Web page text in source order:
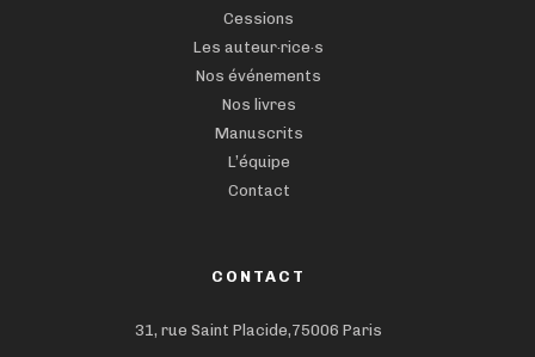
Cessions
Les auteur·rice·s
Nos événements
Nos livres
Manuscrits
L’équipe
Contact
CONTACT
31, rue Saint Placide,75006 Paris